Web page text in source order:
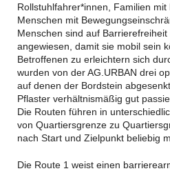
Rollstuhlfahrer*innen, Familien
Menschen mit
Menschen sind auf
angewiesen, damit sie mobil sein
Betroffenen zu erleichtern sich
wurden von der AG.URBAN drei
auf denen der Bordstein
Pflaster verhältnismäßig gut
Die Routen führen in
von Quartiersgrenze zu
nach Start und Zielpunkt beliebig
Die Route 1 weist einen